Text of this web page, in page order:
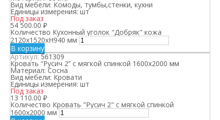
Вид мебели: Комоды, тумбы,стенки, кухни
Единицы измерения: шт
Под заказ
54 500.00 ₽
Количество Кухонный уголок "Добряк" кожа
2120х1520хН940 мм
В корзину
Артикул:561309
Кровать “Русич 2” с мягкой спинкой 1600х2000 мм
Материал: Сосна
Вид мебели: Кровати
Единицы измерения: шт
Под заказ
13 110.00 ₽
Количество Кровать "Русич 2" с мягкой спинкой
1600х2000 мм